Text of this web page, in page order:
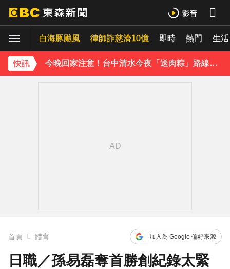
白海豚颱風 律師詐慈濟10億 即時 熱門 生活
快訊
下載東森App，隨時掌握天下大小事！
今晚回家注意！台中清水今夜「送肉粽」路線跨彰化4鄉鎮
首頁 體育 加入為 Google 偏好來源
日職／孫易磊奪首勝創紀錄太緊